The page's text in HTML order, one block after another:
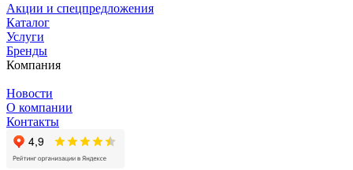
Акции и спецпредложения
Каталог
Услуги
Бренды
Компания
Новости
О компании
Контакты